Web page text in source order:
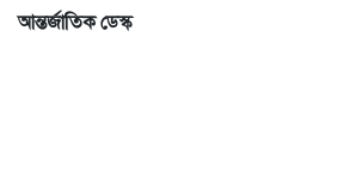
আন্তর্জাতিক ডেস্ক